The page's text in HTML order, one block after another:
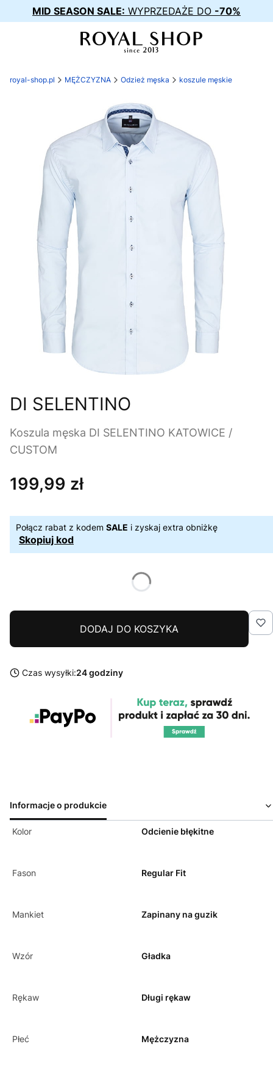
MID SEASON SALE: WYPRZEDAŻE DO -70%
royal-shop.pl MĘŻCZYZNA Odzież męska koszule męskie
DI SELENTINO
Koszula męska DI SELENTINO KATOWICE /
CUSTOM
Cena
199,99 zł
Połącz rabat z kodem SALE i zyskaj extra obniżkę
Skopiuj kod
DODAJ DO KOSZYKA
Czas wysyłki:24 godziny
Informacje o produkcie
Kolor Odcienie błękitne
Fason Regular Fit
Mankiet Zapinany na guzik
Wzór Gładka
Rękaw Długi rękaw
Płeć Mężczyzna